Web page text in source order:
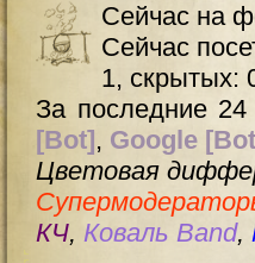
Сейчас на
Сейчас
1, скрытых:
За последние
[Bot], Google
Цветовая
КЧ, Коваль Band,